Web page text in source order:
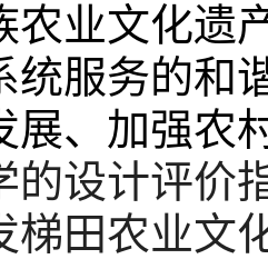
农业文化遗
统服务的和
展、加强农
的设计评价
梯田农业文